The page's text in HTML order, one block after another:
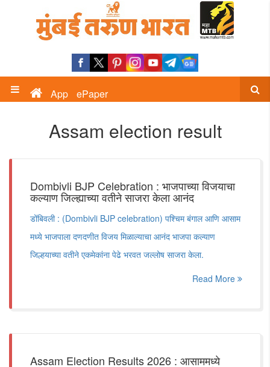
App ePaper
Assam election result
Dombivli BJP Celebration : भाजपाच्या विजयाचा
कल्याण जिल्ह्याच्या वतीने साजरा केला आनंद
डोंबिवली : (Dombivli BJP celebration) पश्चिम बंगाल आणि आसाम
मध्ये भाजपाला दणदणीत विजय मिळाल्याचा आनंद भाजपा कल्याण
जिल्हयाच्या वतीने एकमेकांना पेढे भरवत जल्लोष साजरा केला.
Read More
Assam Election Results 2026 : आसाममध्ये